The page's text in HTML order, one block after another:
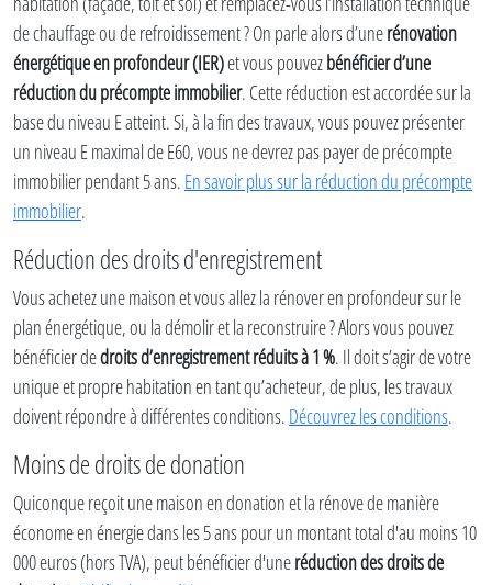
de chauffage ou de refroidissement ? On parle alors d’unerénovation
énergétique en profondeur (IER)et vous pouvezbénéficier d’une
réduction du précompte immobilier. Cette réduction est accordée sur la
base du niveau E atteint. Si, à la fin des travaux, vous pouvez présenter
un niveau E maximal de E60, vous ne devrez pas payer de précompte
immobilier pendant 5 ans. En savoir plus sur la réduction du précompte
immobilier.
Réduction des droits d'enregistrement
Vous achetez une maison et vous allez la rénover en profondeur sur le
plan énergétique, ou la démolir et la reconstruire ? Alors vous pouvez
bénéficier dedroits d’enregistrement réduits à 1 %. Il doit s’agir de votre
unique et propre habitation en tant qu’acheteur, de plus, les travaux
doivent répondre à différentes conditions. Découvrez les conditions.
Moins de droits de donation
Quiconque reçoit une maison en donation et la rénove de manière
économe en énergie dans les 5 ans pour un montant total d'au moins 10
000 euros (hors TVA), peut bénéficier d'uneréduction des droits de